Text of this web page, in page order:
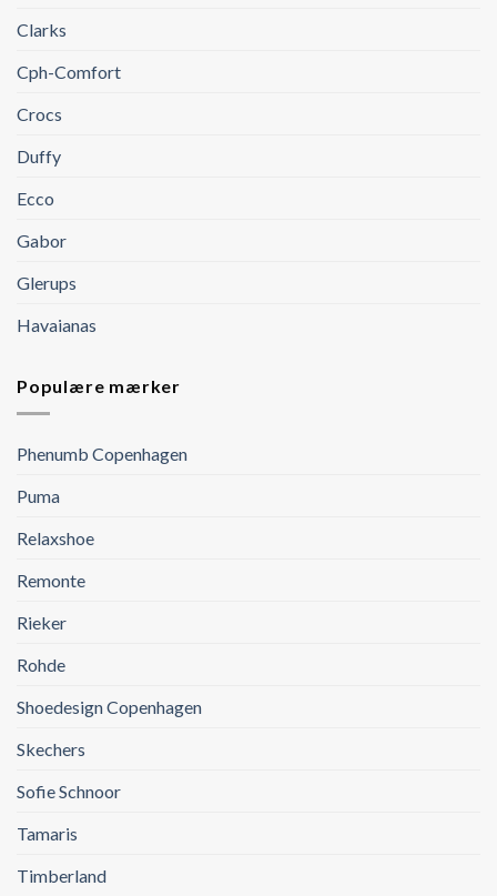
Clarks
Cph-Comfort
Crocs
Duffy
Ecco
Gabor
Glerups
Havaianas
Populære mærker
Phenumb Copenhagen
Puma
Relaxshoe
Remonte
Rieker
Rohde
Shoedesign Copenhagen
Skechers
Sofie Schnoor
Tamaris
Timberland